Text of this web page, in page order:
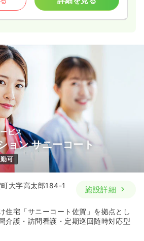
詳細を見る
ビス
ョン サニーコート
可
大字高太郎184-1 施設詳細
住宅「サニーコート佐賀」を拠点とし
介護・訪問看護・定期巡回随時対応型